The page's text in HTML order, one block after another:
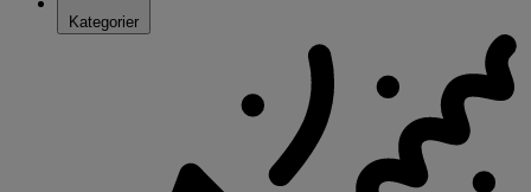
Kategorier